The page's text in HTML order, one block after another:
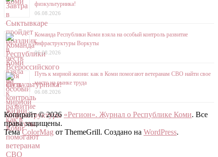
физкультурника!
06.08.2026
Команда Республики Коми взяла на особый контроль развитие
инфраструктуры Воркуты
06.08.2026
Путь к мирной жизни: как в Коми помогают ветеранам СВО найти свое
место на рынке труда
06.08.2026
Копирайт © 2026 «Регион». Журнал о Республике Коми. Все
права защищены.
ТемаColorMag от ThemeGrill. Создано на WordPress.